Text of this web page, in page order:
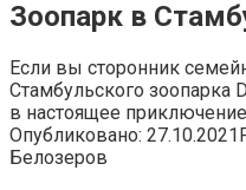
Зоопарк в
Если вы сторонник
Стамбульского зоопарка
в настоящее
Опубликовано: 27.10.2021
Белозеров